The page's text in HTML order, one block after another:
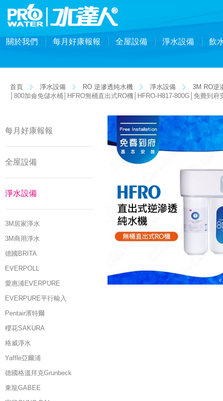
關於我們 每月好康報報 全屋設備 淨水設備 飲
首頁 淨水設備 RO 逆滲透純水機 淨水設備
3M RO逆
│800加侖免儲水桶│HFRO無桶直出式RO機│HFRO-H817-800G│免費到府
每月好康報報
全屋設備
淨水設備
3M居家淨水
3M商用淨水
德國BRITA
EVERPOLL
愛惠浦EVERPURE
EVERPURE平行輸入
Pentair濱特爾
櫻花SAKURA
格威淨水
Yaffle亞爾浦
德國格溫拜克Grunbeck
東龍GABEE